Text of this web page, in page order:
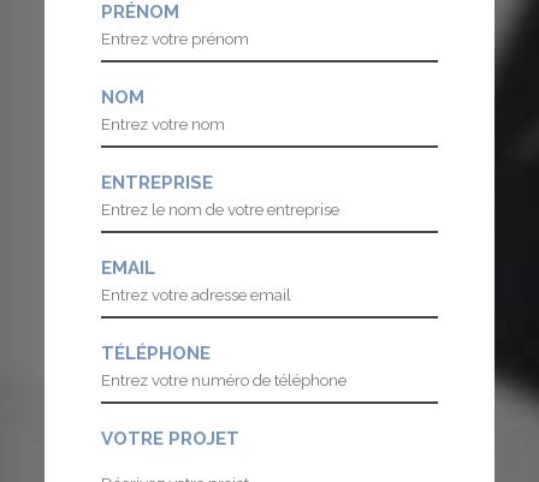
PRÉNOM
NOM
ENTREPRISE
EMAIL
TÉLÉPHONE
VOTRE PROJET